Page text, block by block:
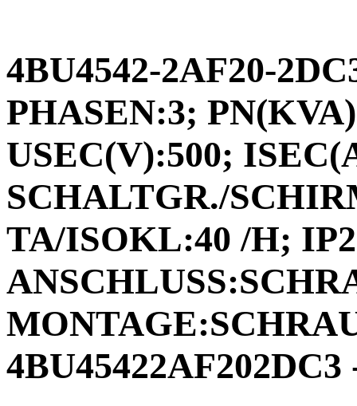
4BU4542-2AF20-
PHASEN:3;
USEC(V):500;
SCHALTGR./
TA/ISOKL:40 /H;